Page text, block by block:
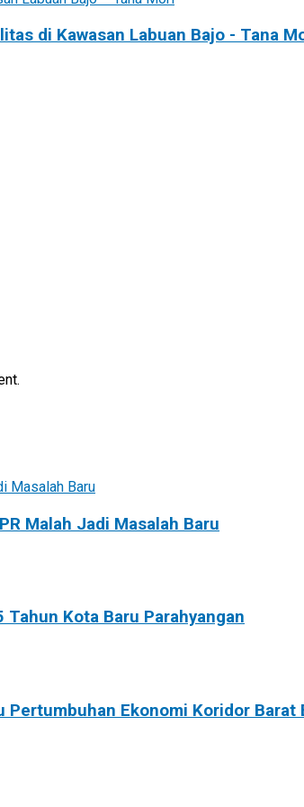
di Kawasan Labuan Bajo - Tana
Malah Jadi Masalah Baru
Kota Baru Parahyangan
Pertumbuhan Ekonomi Koridor Barat